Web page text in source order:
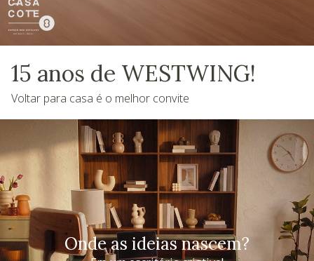
15 anos de WESTWING!
Voltar para casa é o melhor convite
Onde as ideias nascem?